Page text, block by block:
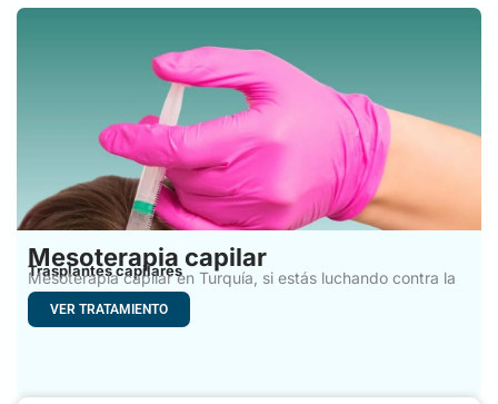
Mesoterapia capilar
Trasplantes capilares
Mesoterapia capilar en Turquía, si estás luchando contra la
caída
VER TRATAMIENTO